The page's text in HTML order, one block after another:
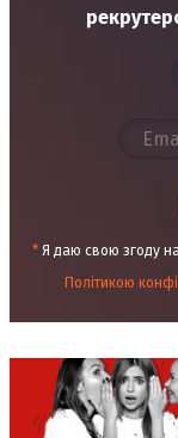
* Я даю свою згоду
Політикою